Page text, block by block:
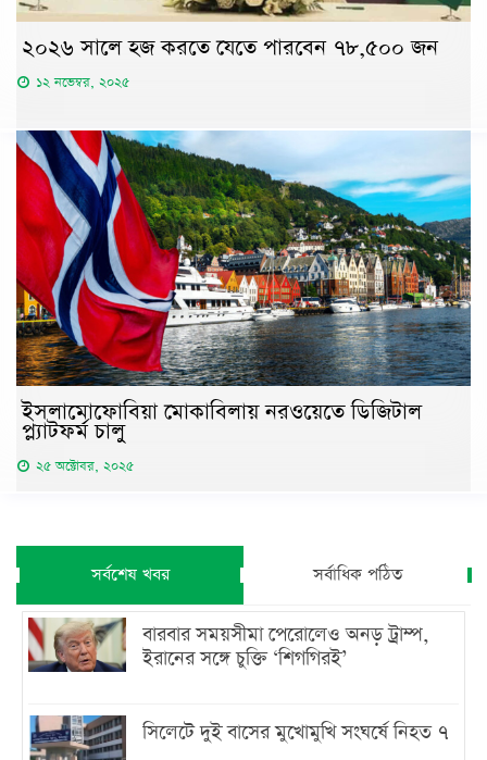
২০২৬ সালে হজ করতে যেতে পারবেন ৭৮,৫০০ জন
১২ নভেম্বর, ২০২৫
ইসলামোফোবিয়া মোকাবিলায় নরওয়েতে ডিজিটাল
প্ল্যাটফর্ম চালু
২৫ অক্টোবর, ২০২৫
সর্বশেষ খবর সর্বাধিক পঠিত
বারবার সময়সীমা পেরোলেও অনড় ট্রাম্প,
ইরানের সঙ্গে চুক্তি ‘শিগগিরই’
সিলেটে দুই বাসের মুখোমুখি সংঘর্ষে নিহত ৭